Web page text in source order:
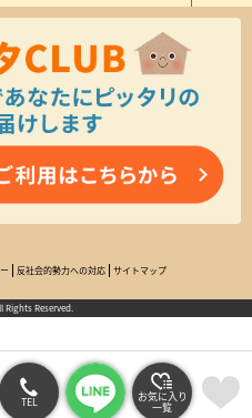
反社会的勢力への対応 サイトマップ
Reserved.
TEL お気に入り
一覧